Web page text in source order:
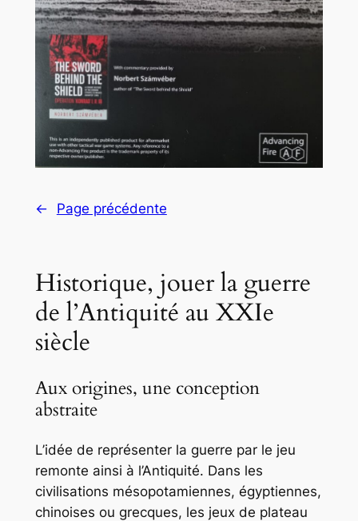
← Page précédente
Historique, jouer la guerre
de l’Antiquité au XXIe
siècle
Aux origines, une conception
abstraite
L’idée de représenter la guerre par le jeu
remonte ainsi à l’Antiquité. Dans les
civilisations mésopotamiennes, égyptiennes,
chinoises ou grecques, les jeux de plateau